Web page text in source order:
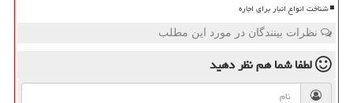
شناخت انواع انبار برای اجاره
نظرات بینندگان در مورد این مطلب
لطفا شما همنظر دهید